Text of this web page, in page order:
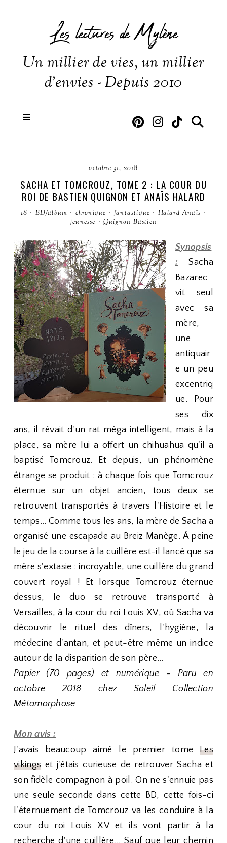
Les lectures de Mylène
Un millier de vies, un millier
d'envies - Depuis 2010
octobre 31, 2018
SACHA ET TOMCROUZ, TOME 2 : LA COUR DU
ROI DE BASTIEN QUIGNON ET ANAÏS HALARD
18 · BD/album · chronique · fantastique · Halard Anaïs ·
jeunesse · Quignon Bastien
Synopsis
: Sacha
Bazarec
vit seul
avec sa
mère,
une
antiquair
e un peu
excentriq
ue. Pour
ses dix
ans, il rêvait d'un rat méga intelligent, mais à la
place, sa mère lui a offert un chihuahua qu'il a
baptisé Tomcrouz. Et depuis, un phénomène
étrange se produit : à chaque fois que Tomcrouz
éternue sur un objet ancien, tous deux se
retrouvent transportés à travers l'Histoire et le
temps... Comme tous les ans, la mère de Sacha a
organisé une escapade au Breiz Manège. À peine
le jeu de la course à la cuillère est-il lancé que sa
mère s'extasie : incroyable, une cuillère du grand
couvert royal ! Et lorsque Tomcrouz éternue
dessus, le duo se retrouve transporté à
Versailles, à la cour du roi Louis XV, où Sacha va
découvrir le rituel des dîners, l'hygiène, la
médecine d'antan, et peut-être même un indice
autour de la disparition de son père...
Papier (70 pages) et numérique - Paru en
octobre 2018 chez Soleil Collection
Métamorphose
Mon avis :
J'avais beaucoup aimé le premier tomeLes
vikings et j'étais curieuse de retrouver Sacha et
son fidèle compagnon à poil. On ne s'ennuie pas
une seule seconde dans cette BD, cette fois-ci
l'éternuement de Tomcrouz va les conduire à la
cour du roi Louis XV et ils vont partir à la
recherche d'une cuillère... Sauf que leur chemin